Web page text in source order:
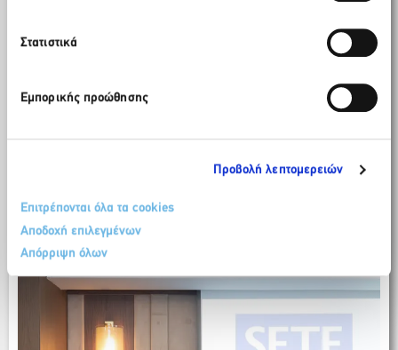
Στατιστικά
Εμπορικής προώθησης
Προβολή λεπτομερειών
Επιτρέπονται όλα τα cookies
Αποδοχή επιλεγμένων
Απόρριψη όλων